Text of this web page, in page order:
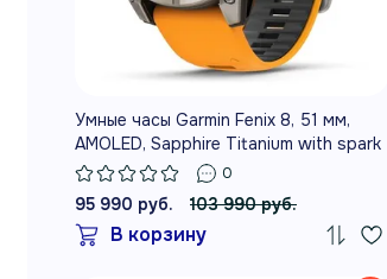
Умные часы Garmin Fenix 8, 51 мм,
AMOLED, Sapphire Titanium with spark
orange/graphite silicone band
0
95 990 руб. 103 990 руб.
В корзину